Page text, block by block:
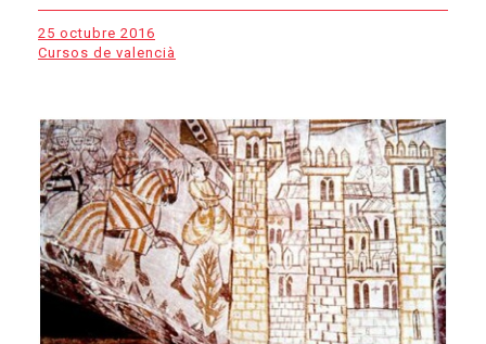
25 octubre 2016
Cursos de valencià